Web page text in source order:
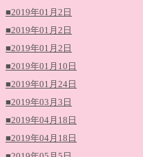
■2019年01月2日
■2019年01月2日
■2019年01月2日
■2019年01月10日
■2019年01月24日
■2019年03月3日
■2019年04月18日
■2019年04月18日